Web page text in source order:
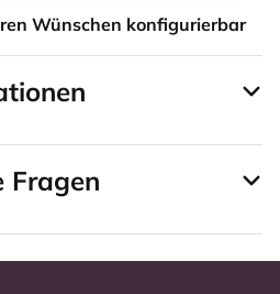
Wünschen konfigurierbar
Fragen